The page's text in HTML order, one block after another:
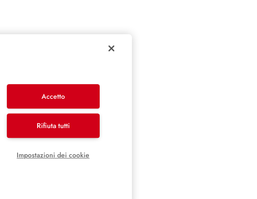
Accetto
Rifiuta tutti
Impostazioni dei cookie